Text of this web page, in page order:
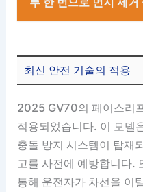
최신 안전 기술의 적용
2025 GV70의 페이스리
적용되었습니다. 이 모델
충돌 방지 시스템이 탑재
고를 사전에 예방합니다.
통해 운전자가 차선을 이